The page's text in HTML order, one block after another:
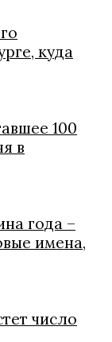
куда
100
в
года –
имена,
число